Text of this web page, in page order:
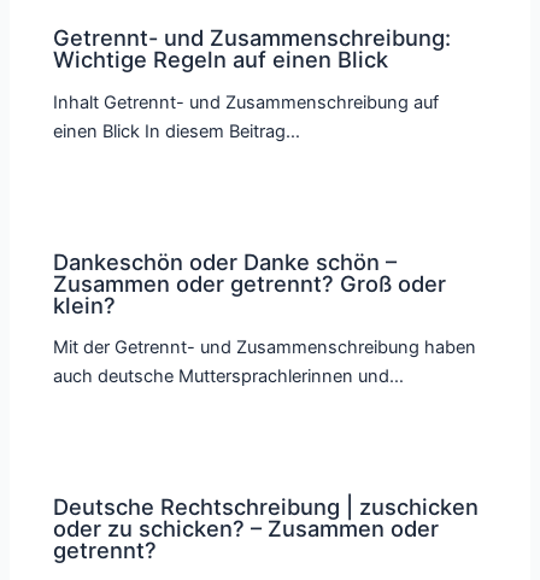
Getrennt- und Zusammenschreibung:
Wichtige Regeln auf einen Blick
Inhalt Getrennt- und Zusammenschreibung auf
einen Blick In diesem Beitrag…
Dankeschön oder Danke schön –
Zusammen oder getrennt? Groß oder
klein?
Mit der Getrennt- und Zusammenschreibung haben
auch deutsche Muttersprachlerinnen und…
Deutsche Rechtschreibung | zuschicken
oder zu schicken? – Zusammen oder
getrennt?